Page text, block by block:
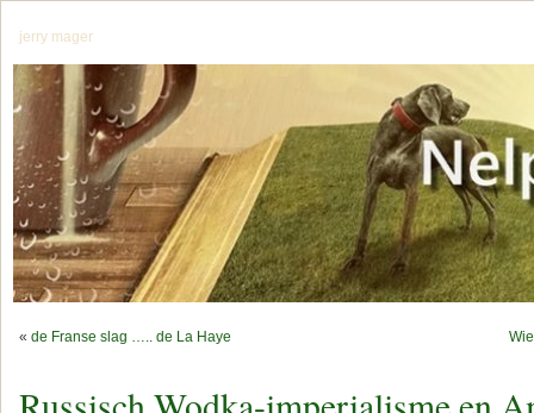
jerry mager
« de Franse slag ….. de La Haye